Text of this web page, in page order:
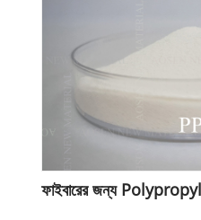
ফাইবারের জন্য